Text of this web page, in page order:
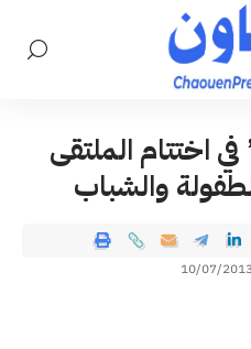
اختتام الملتقى
والشباب